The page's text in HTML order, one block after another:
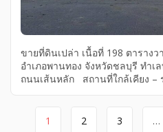
ขายที่ดินเปล่า เนื้อที่ 198 ตาราง
อำเภอพานทอง จังหวัดชลบุรี ทำ
ถนนเส้นหลัก สถานที่ใกล้เคียง –
จัดสรร ขาย 3,500,000 บาท (
Page
1 2 3 …